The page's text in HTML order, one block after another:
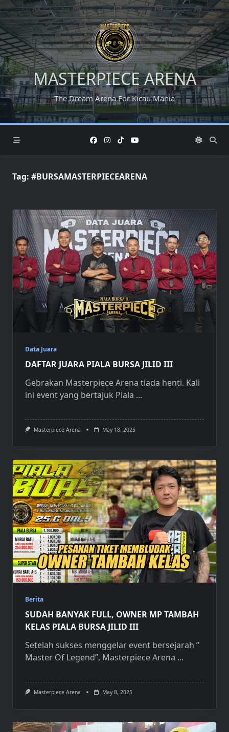
Skip
to
content
MASTERPIECE ARENA
The Dream Arena For Kicau Mania
Tag: #BURSAMASTERPIECEARENA
Data Juara
DAFTAR JUARA PIALA BURSA JILID III
Gebrakan Masterpiece Arena tiada henti. Kali
ini event yang bertajuk Piala ...
Masterpiece Arena May 18, 2025
Berita
SUDAH BANYAK FULL, OWNER MP TAMBAH
KELAS PIALA BURSA JILID III
Setelah sukses menggelar event bersejarah ”
Master Of Legend”, Masterpiece Arena ...
Masterpiece Arena May 8, 2025